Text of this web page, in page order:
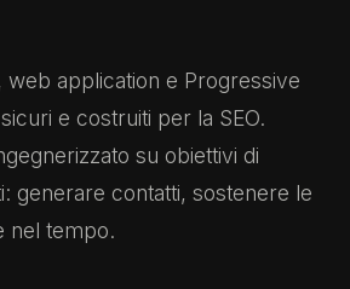
web application e Progressive
e costruiti per la SEO.
su obiettivi di
generare contatti, sostenere le
nel tempo.